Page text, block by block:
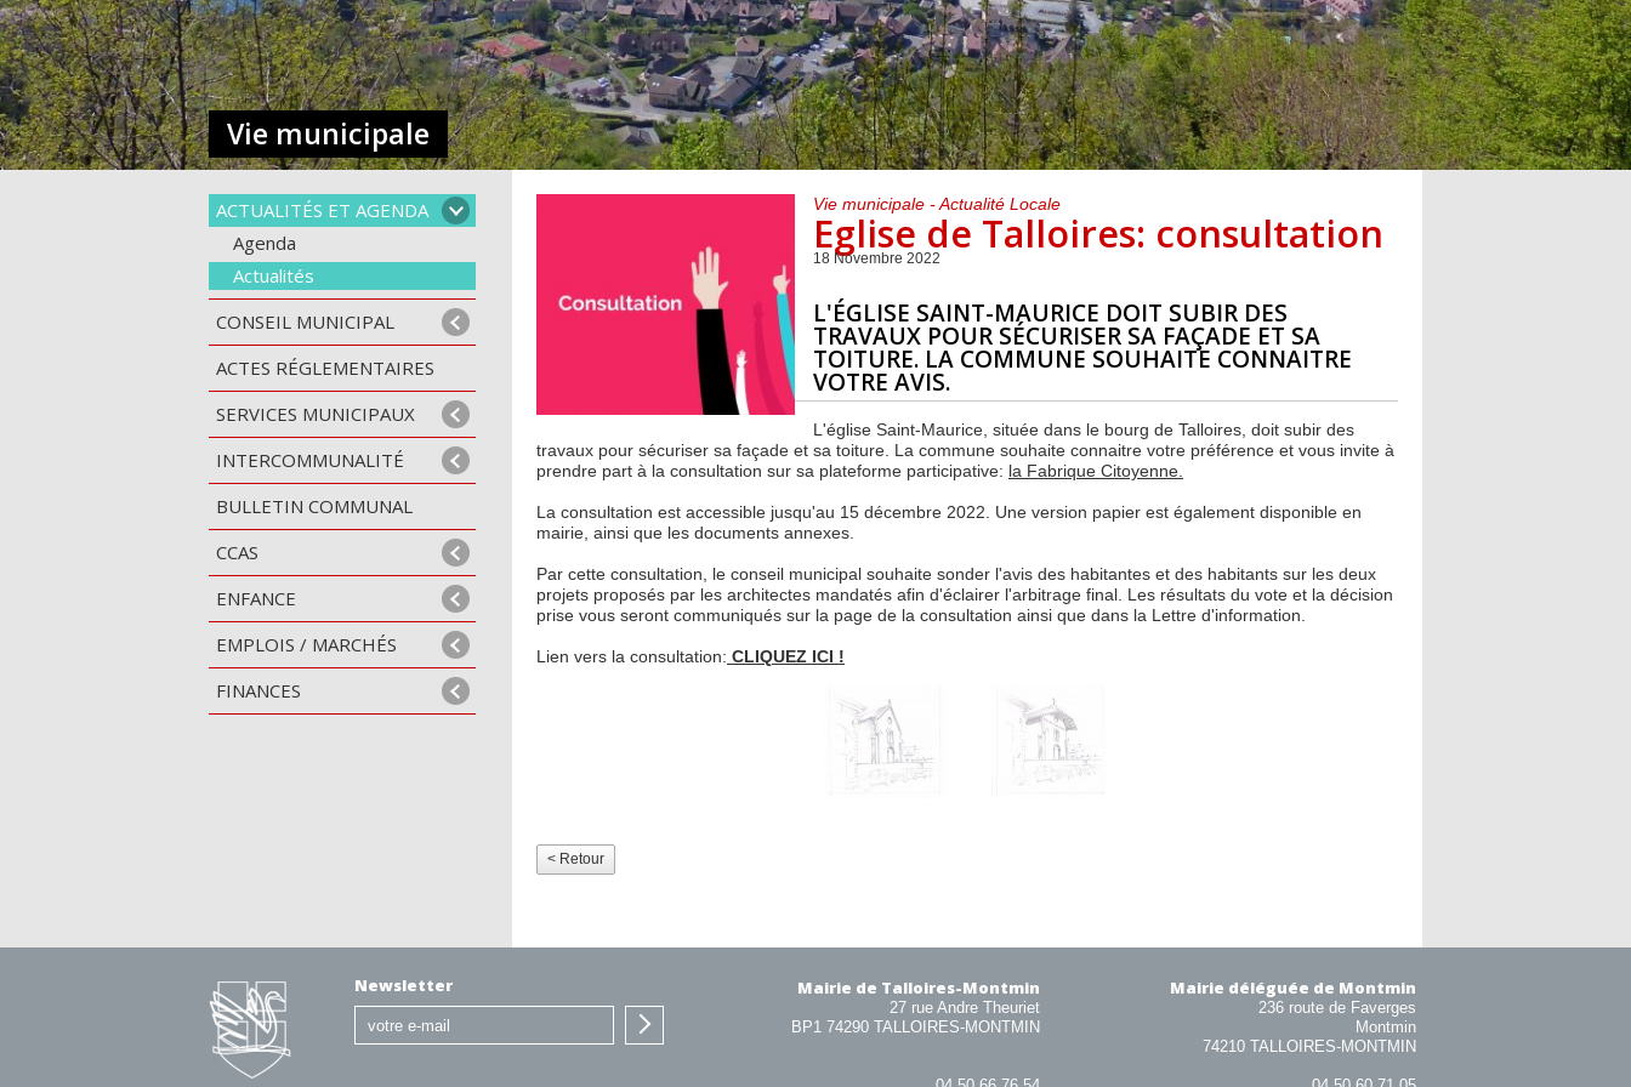
Centre de loisirs et
périscolaire
Mercredis
périscolaire
Vacances scolaires
Subventions
ACTUALITÉS ET AGENDA
Agenda
Actualités
CONSEIL MUNICIPAL
ACTES RÉGLEMENTAIRES
SERVICES MUNICIPAUX
INTERCOMMUNALITÉ
BULLETIN COMMUNAL
CCAS
ENFANCE
EMPLOIS / MARCHÉS
FINANCES
Vie municipale
Vie municipale - Actualité Locale
Eglise de Talloires: consultation
18 Novembre 2022
L'ÉGLISE SAINT-MAURICE DOIT SUBIR DES
TRAVAUX POUR SÉCURISER SA FAÇADE ET SA
TOITURE. LA COMMUNE SOUHAITE CONNAITRE
VOTRE AVIS.
L'église Saint-Maurice, située dans le bourg de Talloires, doit subir des
travaux pour sécuriser sa façade et sa toiture. La commune souhaite connaitre votre préférence et vous invite à
prendre part à la consultation sur sa plateforme participative: la Fabrique Citoyenne.
La consultation est accessible jusqu'au 15 décembre 2022. Une version papier est également disponible en
mairie, ainsi que les documents annexes.
Par cette consultation, le conseil municipal souhaite sonder l'avis des habitantes et des habitants sur les deux
projets proposés par les architectes mandatés afin d'éclairer l'arbitrage final. Les résultats du vote et la décision
prise vous seront communiqués sur la page de la consultation ainsi que dans la Lettre d'information.
Lien vers la consultation: CLIQUEZ ICI !
< Retour
Newsletter Mairie de Talloires-Montmin
27 rue Andre Theuriet
BP1 74290 TALLOIRES-MONTMIN
Mairie déléguée de Montmin
236 route de Faverges
Montmin
74210 TALLOIRES-MONTMIN